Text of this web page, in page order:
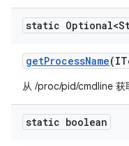
static
getProcessName
从 /proc/pid/cmdline 获
static boolean